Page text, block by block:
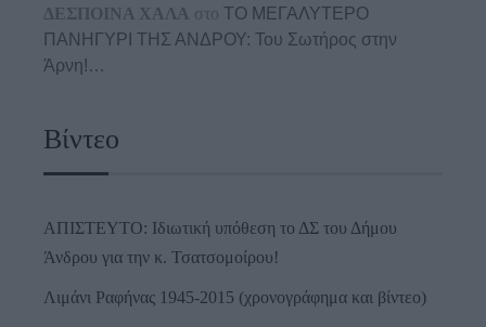
ΔΕΣΠΟΙΝΑ ΧΑΛΑ στο ΤΟ ΜΕΓΑΛΥΤΕΡΟ
ΠΑΝΗΓΥΡΙ ΤΗΣ ΑΝΔΡΟΥ: Του Σωτήρος στην
Άρνη!…
Βίντεο
ΑΠΙΣΤΕΥΤΟ: Ιδιωτική υπόθεση το ΔΣ του Δήμου
Άνδρου για την κ. Τσατσομοίρου!
Λιμάνι Ραφήνας 1945-2015 (χρονογράφημα και βίντεο)